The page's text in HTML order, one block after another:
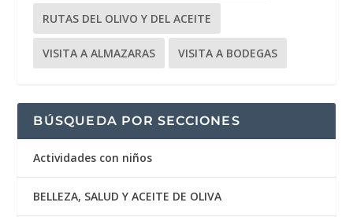
RUTAS DEL OLIVO Y DEL ACEITE
VISITA A ALMAZARAS VISITA A BODEGAS
BÚSQUEDA POR SECCIONES
Actividades con niños
BELLEZA, SALUD Y ACEITE DE OLIVA